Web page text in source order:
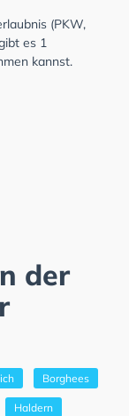
(PKW,
es 1
kannst.
der
Borghees
Haldern